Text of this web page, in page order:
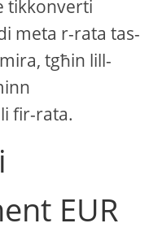
tikkonverti
meta r-rata tas-
tgħin lill-
fir-rata.
EUR